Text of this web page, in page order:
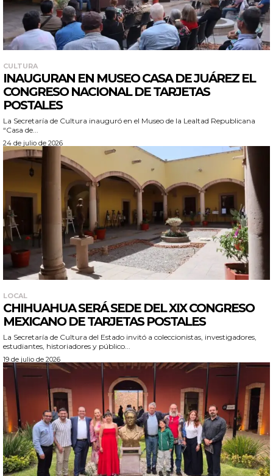
CULTURA
INAUGURAN EN MUSEO CASA DE JUÁREZ EL
CONGRESO NACIONAL DE TARJETAS
POSTALES
La Secretaría de Cultura inauguró en el Museo de la Lealtad Republicana
“Casa de...
24 de julio de 2026
LOCAL
CHIHUAHUA SERÁ SEDE DEL XIX CONGRESO
MEXICANO DE TARJETAS POSTALES
La Secretaría de Cultura del Estado invitó a coleccionistas, investigadores,
estudiantes, historiadores y público...
19 de julio de 2026